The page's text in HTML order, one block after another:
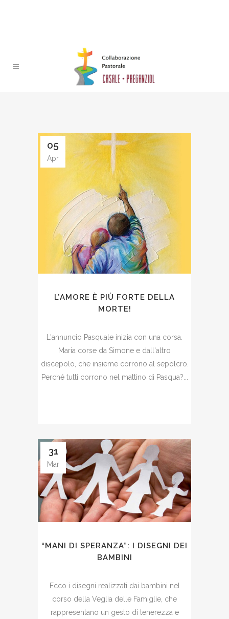
05
Apr
L’AMORE È PIÙ FORTE DELLA
MORTE!
L'annuncio Pasquale inizia con una corsa.
Maria corse da Simone e dall'altro
discepolo, che insieme corrono al sepolcro.
Perché tutti corrono nel mattino di Pasqua?...
31
Mar
“MANI DI SPERANZA”: I DISEGNI DEI
BAMBINI
Ecco i disegni realizzati dai bambini nel
corso della Veglia delle Famiglie, che
rappresentano un gesto di tenerezza e